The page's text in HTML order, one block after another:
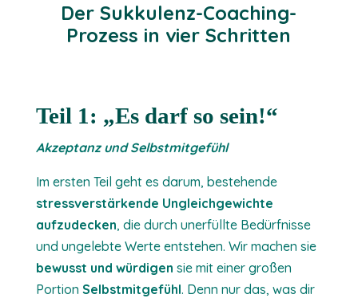
Der Sukkulenz-Coaching-
Prozess in vier Schritten
Teil 1: „Es darf so sein!“
Akzeptanz und Selbstmitgefühl
Im ersten Teil geht es darum, bestehende
stressverstärkende Ungleichgewichte
aufzudecken, die durch unerfüllte Bedürfnisse
und ungelebte Werte entstehen. Wir machen sie
bewusst und würdigen sie mit einer großen
Portion Selbstmitgefühl. Denn nur das, was dir